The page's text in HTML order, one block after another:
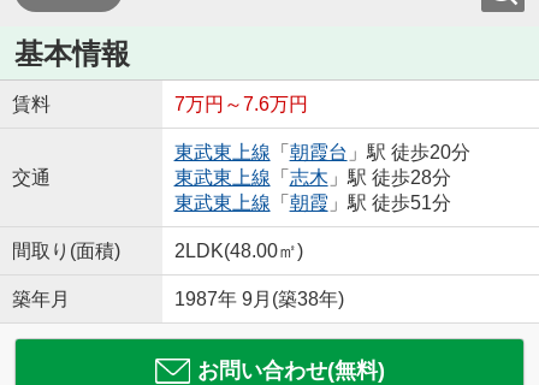
基本情報
賃料 7万円～7.6万円
交通
東武東上線 「 朝霞台 」駅 徒歩20分
東武東上線 「 志木 」駅 徒歩28分
東武東上線 「 朝霞 」駅 徒歩51分
間取り(面積) 2LDK(48.00㎡)
築年月 1987年 9月(築38年)
お問い合わせ(無料)